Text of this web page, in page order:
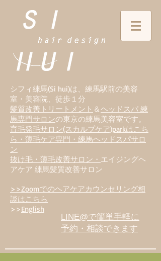
シフィ練馬(Si hui)は、 練馬駅前の美容
室・美容院、徒歩１分
髪質改善トリートメント ＆ヘッドスパ 練
馬専門サロンの東京の練馬美容室です。
育毛発毛サロン(スカルプケア)parkはこち
ら・薄毛ケア専門・練馬ヘッドスパサロ
ン
抜け毛・薄毛改善サロン・ エイジングヘ
アケア 練馬髪質改善サロン
>>Zoomでのヘアケアカウンセリング相
談はこちら
>>English
LINE@で簡単手軽に
予約・相談できます